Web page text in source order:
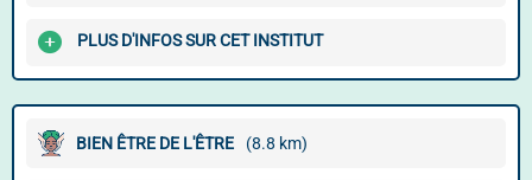
PLUS D'INFOS SUR CET INSTITUT
BIEN ÊTRE DE L'ÊTRE (8.8 km)